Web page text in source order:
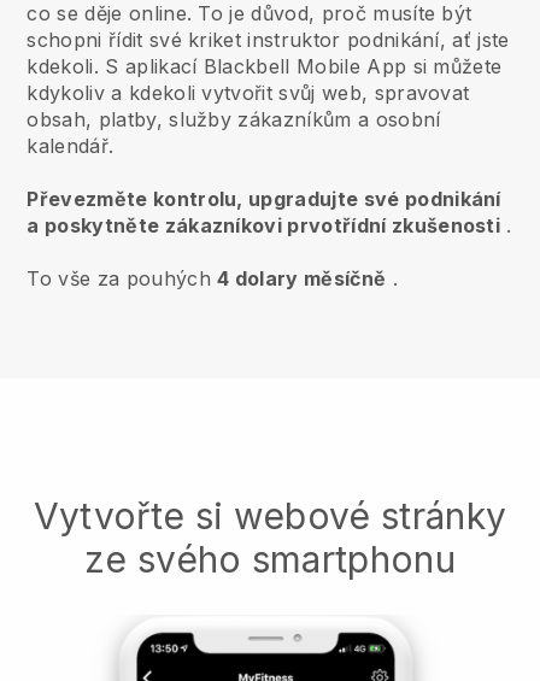
co se děje online. To je důvod, proč musíte být
schopni řídit své kriket instruktor podnikání, ať jste
kdekoli. S aplikací Blackbell Mobile App si můžete
kdykoliv a kdekoli vytvořit svůj web, spravovat
obsah, platby, služby zákazníkům a osobní
kalendář.
Převezměte kontrolu, upgradujte své podnikání
a poskytněte zákazníkovi prvotřídní zkušenosti .
To vše za pouhých4 dolary měsíčně .
Vytvořte si webové stránky
ze svého smartphonu